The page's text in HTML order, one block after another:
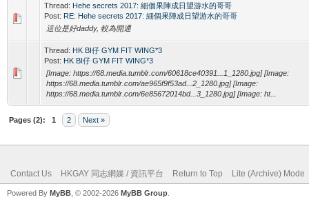
Thread: Hehe secrets 2017: 細個果陣成日望游水的哥哥
Post: RE: Hehe secrets 2017: 細個果陣成日望游水的哥哥
這位是好daddy, 較為開通
Thread: HK BI仔 GYM FIT WING*3
Post: HK BI仔 GYM FIT WING*3
[Image: https://68.media.tumblr.com/60618ce40391...1_1280.jpg] [Image:
https://68.media.tumblr.com/ae965f9f53ad...2_1280.jpg] [Image:
https://68.media.tumblr.com/6e85672014bd...3_1280.jpg] [Image: ht...
Pages (2): 1 2 Next »
Contact Us HKGAY 同志網媒 / 資訊平台 Return to Top Lite (Archive) Mode
Powered By MyBB , © 2002-2026 MyBB Group